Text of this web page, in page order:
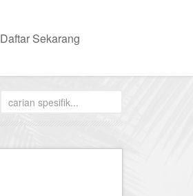
Daftar Sekarang